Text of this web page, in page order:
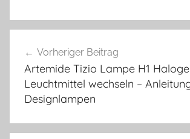
Vorheriger Beitrag
Artemide Tizio Lampe H1
Leuchtmittel wechseln –
Designlampen